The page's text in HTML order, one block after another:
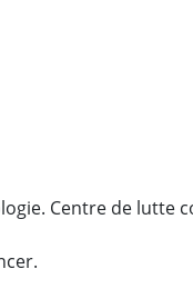
Centre de lutte